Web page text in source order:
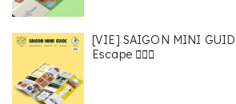
[VIE] SAIGON MINI
Escape 🏄🏻‍♀️